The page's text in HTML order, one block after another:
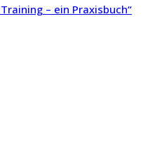
– ein Praxisbuch“